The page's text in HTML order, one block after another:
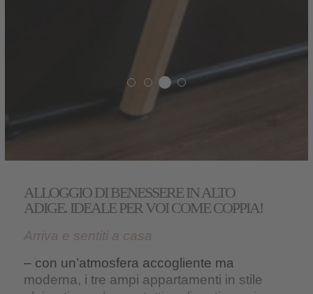
ALLOGGIO DI BENESSERE IN ALTO
ADIGE. IDEALE PER VOI COME COPPIA!
Arriva e sentiti a casa
– con un’atmosfera accogliente ma
moderna, i tre ampi appartamenti in stile